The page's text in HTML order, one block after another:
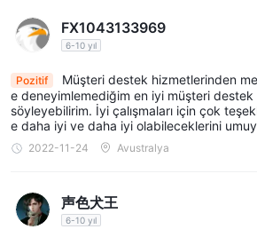
FX1043133969
6-10 yıl
Pozitif
Müşteri destek hizmetlerinden
e deneyimlemediğim en iyi müşteri destek
söyleyebilirim. İyi çalışmaları için çok
e daha iyi ve daha iyi olabileceklerini
2022-11-24 Avustralya
声色犬王
6-10 yıl